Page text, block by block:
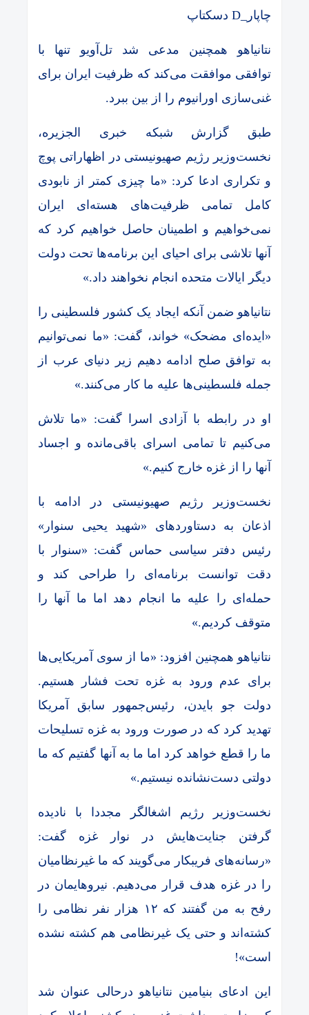
چاپار_D دسکتاپ
نتانیاهو همچنین مدعی شد تل‌آویو تنها با
توافقی موافقت می‌کند که ظرفیت ایران برای
غنی‌سازی اورانیوم را از بین ببرد.
طبق گزارش شبکه خبری الجزیره،
نخست‌وزیر رژیم صهیونیستی در اظهاراتی پوچ
و تکراری ادعا کرد: «ما چیزی کمتر از نابودی
کامل تمامی ظرفیت‌های هسته‌ای ایران
نمی‌خواهیم و اطمینان حاصل خواهیم کرد که
آنها تلاشی برای احیای این برنامه‌ها تحت دولت
دیگر ایالات متحده انجام نخواهند داد.»
نتانیاهو ضمن آنکه ایجاد یک کشور فلسطینی را
«ایده‌ای مضحک» خواند، گفت: «ما نمی‌توانیم
به توافق صلح ادامه دهیم زیر دنیای عرب از
جمله فلسطینی‌ها علیه ما کار می‌کنند.»
او در رابطه با آزادی اسرا گفت: «ما تلاش
می‌کنیم تا تمامی اسرای باقی‌مانده و اجساد
آنها را از غزه خارج کنیم.»
نخست‌وزیر رژیم صهیونیستی در ادامه با
اذعان به دستاوردهای «شهید یحیی سنوار»
رئیس دفتر سیاسی حماس گفت: «سنوار با
دقت توانست برنامه‌ای را طراحی کند و
حمله‌ای را علیه ما انجام دهد اما ما آنها را
متوقف کردیم.»
نتانیاهو همچنین افزود: «ما از سوی آمریکایی‌ها
برای عدم ورود به غزه تحت فشار هستیم.
دولت جو بایدن، رئیس‌جمهور سابق آمریکا
تهدید کرد که در صورت ورود به غزه تسلیحات
ما را قطع خواهد کرد اما ما به آنها گفتیم که ما
دولتی دست‌نشانده نیستیم.»
نخست‌وزیر رژیم اشغالگر مجددا با نادیده
گرفتن جنایت‌هایش در نوار غزه گفت:
«رسانه‌های فریبکار می‌گویند که ما غیرنظامیان
را در غزه هدف قرار می‌دهیم. نیروهایمان در
رفح به من گفتند که ۱۲ هزار نفر نظامی را
کشته‌اند و حتی یک غیرنظامی هم کشته نشده
است»!
این ادعای بنیامین نتانیاهو درحالی عنوان شد